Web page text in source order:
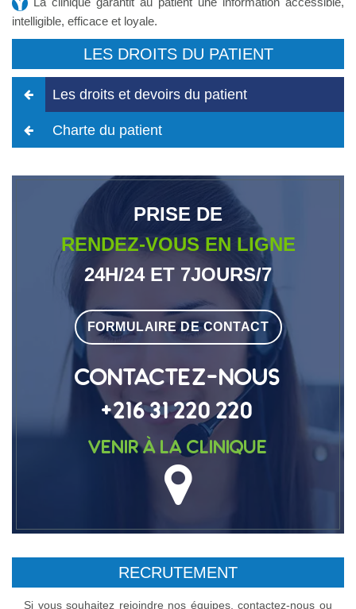
intelligible, efficace et loyale.
LES DROITS DU PATIENT
Les droits et devoirs du patient
Charte du patient
PRISE DE
RENDEZ-VOUS EN LIGNE
24H/24 ET 7JOURS/7
FORMULAIRE DE CONTACT
CONTACTEZ-NOUS
+216 31 220 220
Venir à la clinique
RECRUTEMENT
Si vous souhaitez rejoindre nos équipes, contactez-nous ou